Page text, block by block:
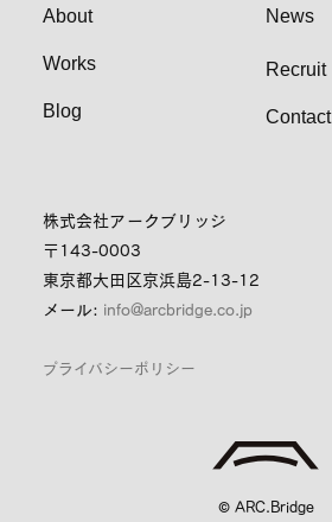
株式会社アークブリッジ
〒143-0003
東京都大田区京浜島2-13-12
メール: info@arcbridge.co.jp
About
Works
Blog
News
Recruit
Contact
プライバシーポリシー
© ARC.Bridge